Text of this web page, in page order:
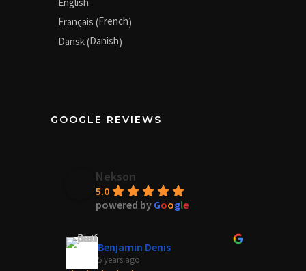
Français (French)
Dansk(Danish)
GOOGLE REVIEWS
Nekson
5.0
powered by Google
Benjamin Denis
5 years ago